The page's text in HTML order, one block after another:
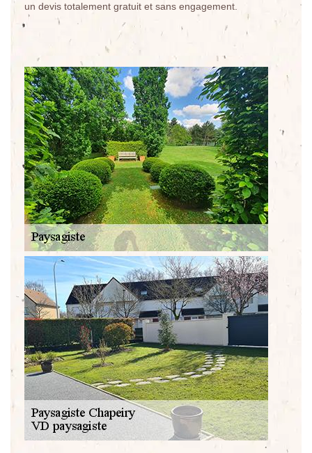
un devis totalement gratuit et sans engagement.